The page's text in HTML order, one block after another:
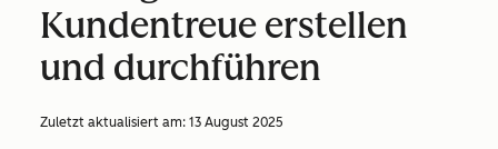
Kundentreue erstellen
und durchführen
Zuletzt aktualisiert am: 13 August 2025